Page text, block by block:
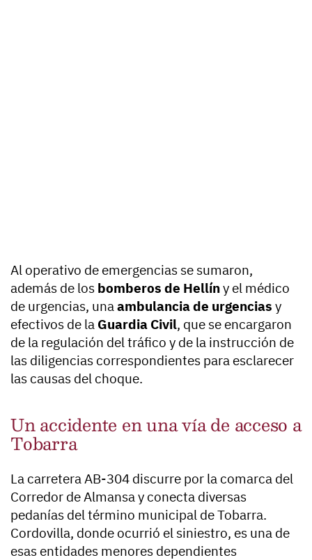
Al operativo de emergencias se sumaron,
además de los bomberos de Hellíny el médico
de urgencias, unaambulancia de urgencias y
efectivos de la Guardia Civil, que se encargaron
de la regulación del tráfico y de la instrucción de
las diligencias correspondientes para esclarecer
las causas del choque.
Un accidente en una vía de acceso a
Tobarra
La carretera AB-304 discurre por la comarca del
Corredor de Almansa y conecta diversas
pedanías del término municipal de Tobarra.
Cordovilla, donde ocurrió el siniestro, es una de
esas entidades menores dependientes